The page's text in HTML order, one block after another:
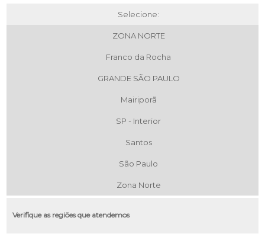
Selecione:
ZONA NORTE
Franco da Rocha
GRANDE SÃO PAULO
Mairiporã
SP - Interior
Santos
São Paulo
Zona Norte
Verifique as regiões que atendemos